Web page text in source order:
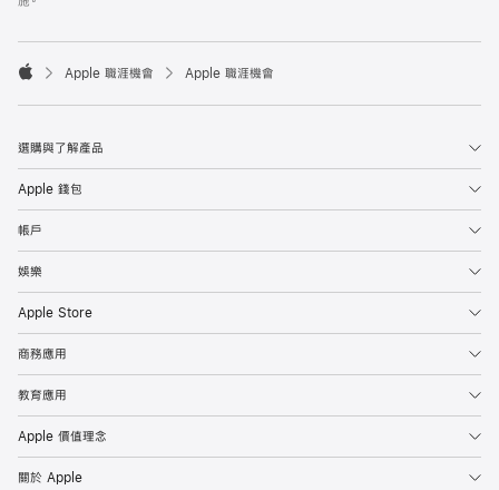

Apple 職涯機會 Apple 職涯機會
選購與了解產品
Apple 錢包
帳戶
娛樂
Apple Store
商務應用
教育應用
Apple 價值理念
關於 Apple